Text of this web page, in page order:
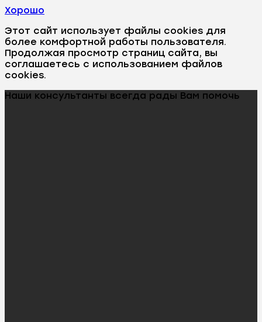
Хорошо
Этот сайт использует файлы cookies для
более комфортной работы пользователя.
Продолжая просмотр страниц сайта, вы
соглашаетесь с использованием файлов
cookies.
Наши консультанты всегда рады Вам помочь